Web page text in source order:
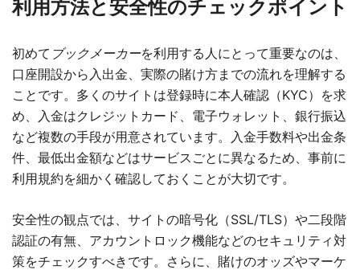
利用方法と安全性のチェックポイント
初めて ブックメーカーを利用する人にとって重要なのは、
口座開設から入出金、実際の賭け方までの流れを理解する
ことです。多くのサイトは登録時に本人確認（KYC）を求
め、入金はクレジットカード、電子ウォレット、銀行振込
など複数の手段が用意されています。入金手数料や出金条
件、最低出金額などはサービスごとに異なるため、事前に
利用規約を細かく確認しておくことが大切です。
安全性の観点では、サイトの暗号化（SSL/TLS）や二段階
認証の有無、アカウントロック機能などのセキュリティ対
策をチェックすべきです。さらに、賭けのオッズやマーケ